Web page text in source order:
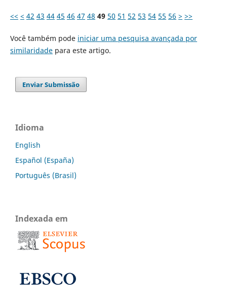
<< < 42 43 44 45 46 47 48 49 50 51 52 53 54 55 56 > >>
Você também pode iniciar uma pesquisa avançada por
similaridadepara este artigo.
Enviar Submissão
Idioma
English
Español (España)
Português (Brasil)
Indexada em